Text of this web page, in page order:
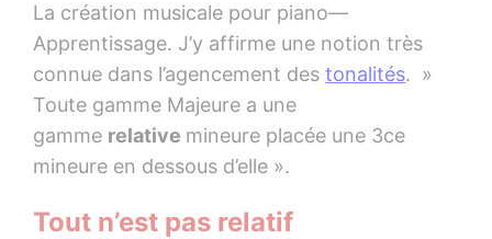
La création musicale pour piano—
Apprentissage. J’y affirme une notion très
connue dans l’agencement destonalités. »
Toute gamme Majeure a une
gamme relative mineure placée une 3ce
mineure en dessous d’elle ».
Tout n’est pas relatif